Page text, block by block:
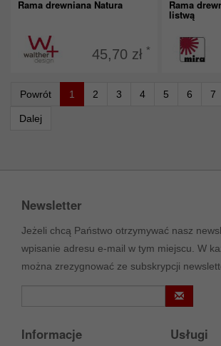
Rama drewniana Natura
45,70 zł *
Rama
listwą
Powrót 1 2 3 4 5 6 7
Dalej
Newsletter
Jeżeli chcą Państwo otrzymywać nasz
wpisanie adresu e-mail w tym miejscu. W
można zrezygnować ze subskrypcji
Informacje Usługi